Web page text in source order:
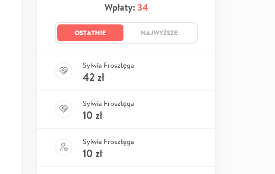
Wpłaty: 34
OSTATNIE NAJWYŻSZE
Sylwia Frosztęga
42 zł
Sylwia Frosztęga
10 zł
Sylwia Frosztęga
10 zł